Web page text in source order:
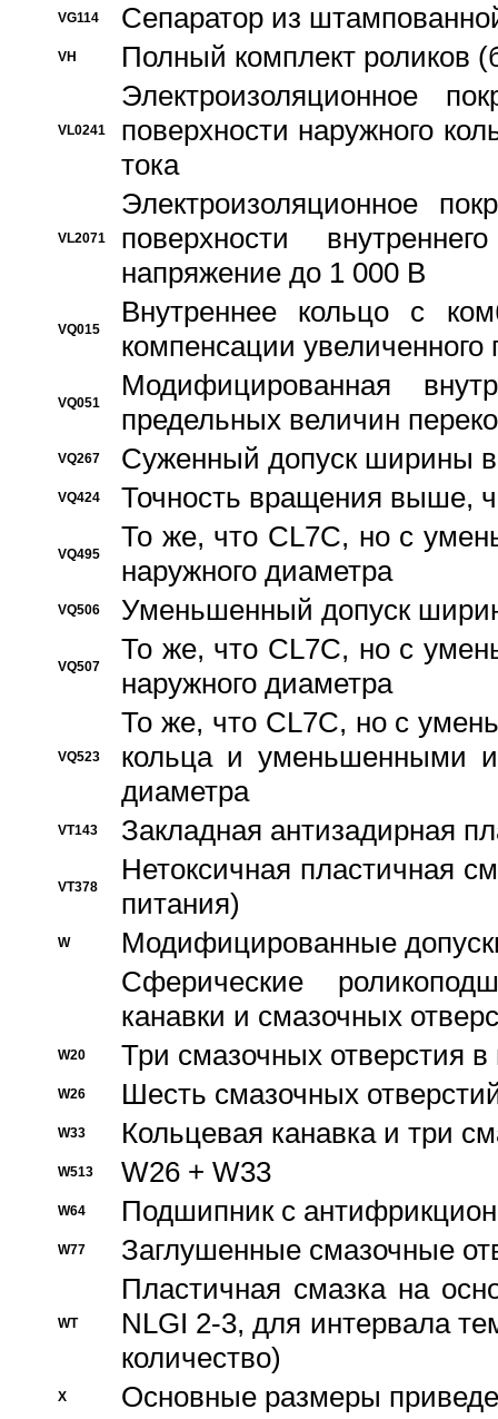
VG114 Сепаратор из
VH Полный комплект роликов
VL0241
Электроизоляционное
поверхности наружного
тока
VL2071
Электроизоляционное
поверхности
напряжение до 1 000 В
VQ015
Bнутреннее кольцо с
компенсации увеличенного
VQ051
Модифицированная
предельных величин
VQ267 Суженный допуск ширины
VQ424 Точность вращения выше,
VQ495
То же, что CL7C, но с
наружного диаметра
VQ506 Уменьшенный допуск
VQ507
То же, что CL7C, но с
наружного диаметра
VQ523
То же, что CL7C, но с
кольца и уменьшенными
диаметра
VT143 Закладная антизадирная
VT378
Нетоксичная пластичная
питания)
W
Модифицированные
Сферические
канавки и смазочных
W20 Три смазочных отверстия
W26 Шесть смазочных
W33 Кольцевая канавка и три
W513 W26 + W33
W64 Подшипник с
W77 Заглушенные смазочные
WT
Пластичная смазка на
NLGI 2-3, для интервала
количество)
X Основные размеры